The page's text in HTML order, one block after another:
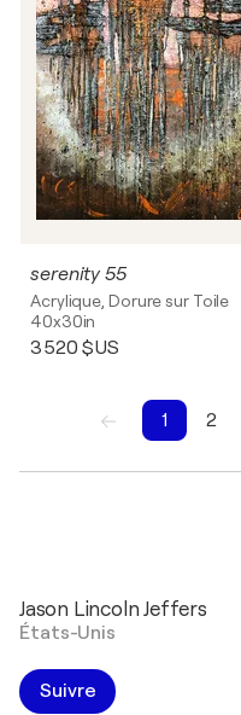
serenity 55
Acrylique, Dorure sur Toile
40x30in
3 520 $US
1 2
Jason Lincoln Jeffers
États-Unis
Suivre